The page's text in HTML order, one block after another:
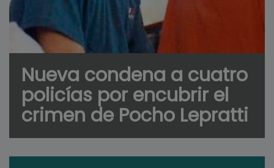
Nueva condena a cuatro
policías por encubrir el
crimen de Pocho Lepratti